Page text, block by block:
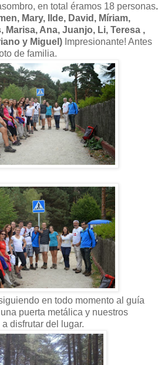
en total éramos 18 personas.
Mary, Ilde, David, Míriam,
Marisa, Ana, Juanjo, Li, Teresa ,
y Miguel) Impresionante! Antes
de familia.
en todo momento al guía
puerta metálica y nuestros
disfrutar del lugar.